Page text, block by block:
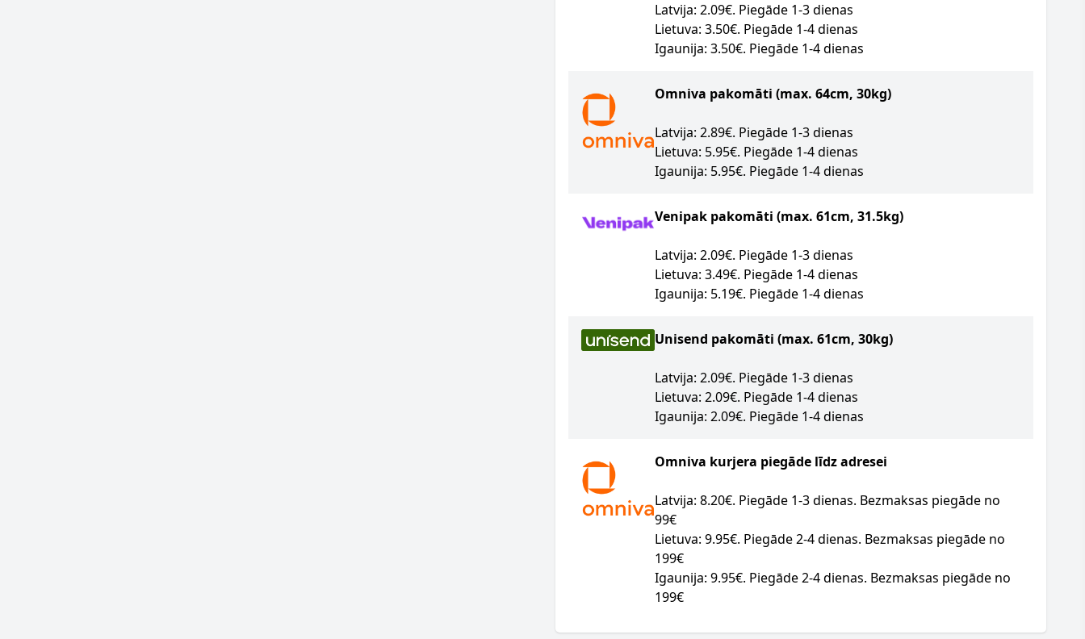
Latvija: 2.09€. Piegāde 1-3 dienas
Lietuva: 3.50€. Piegāde 1-4 dienas
Igaunija: 3.50€. Piegāde 1-4 dienas
Omniva pakomāti (max. 64cm, 30kg)
Latvija: 2.89€. Piegāde 1-3 dienas
Lietuva: 5.95€. Piegāde 1-4 dienas
Igaunija: 5.95€. Piegāde 1-4 dienas
Venipak pakomāti (max. 61cm, 31.5kg)
Latvija: 2.09€. Piegāde 1-3 dienas
Lietuva: 3.49€. Piegāde 1-4 dienas
Igaunija: 5.19€. Piegāde 1-4 dienas
Unisend pakomāti (max. 61cm, 30kg)
Latvija: 2.09€. Piegāde 1-3 dienas
Lietuva: 2.09€. Piegāde 1-4 dienas
Igaunija: 2.09€. Piegāde 1-4 dienas
Omniva kurjera piegāde līdz adresei
Latvija: 8.20€. Piegāde 1-3 dienas. Bezmaksas piegāde no
99€
Lietuva: 9.95€. Piegāde 2-4 dienas. Bezmaksas piegāde no
199€
Igaunija: 9.95€. Piegāde 2-4 dienas. Bezmaksas piegāde no
199€